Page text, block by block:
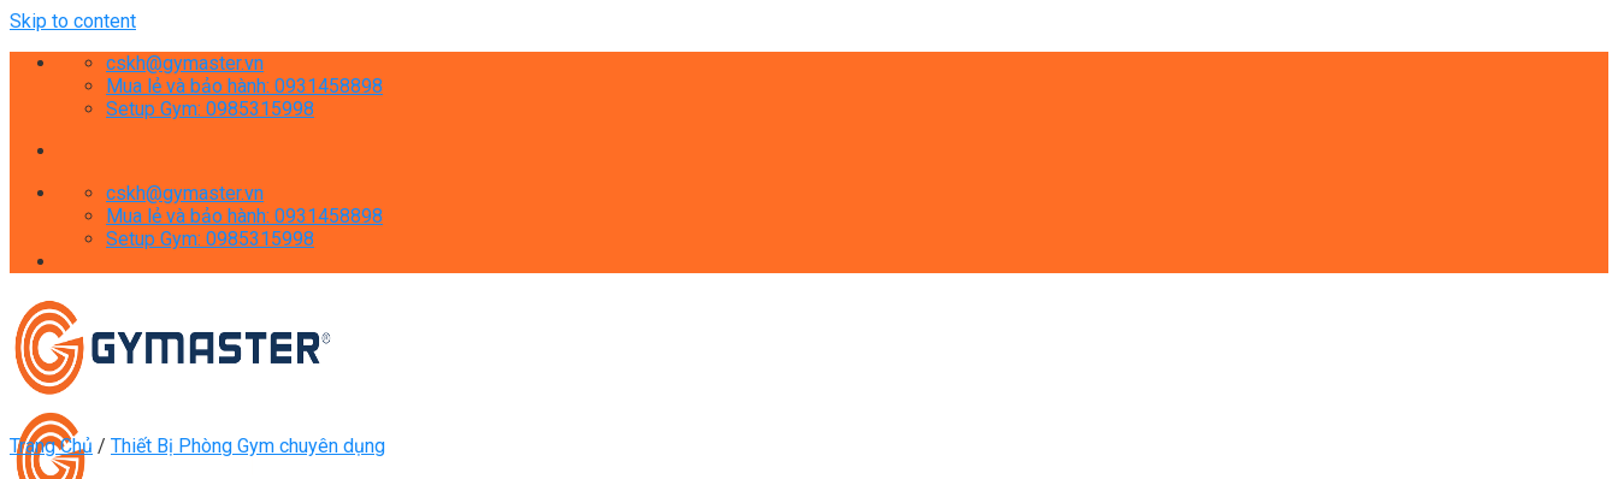
Skip to content
cskh@gymaster.vn
Mua lẻ và bảo hành: 0931458898
Setup Gym: 0985315998
cskh@gymaster.vn
Mua lẻ và bảo hành: 0931458898
Setup Gym: 0985315998
Trang Chủ / Thiết Bị Phòng Gym chuyên dụng